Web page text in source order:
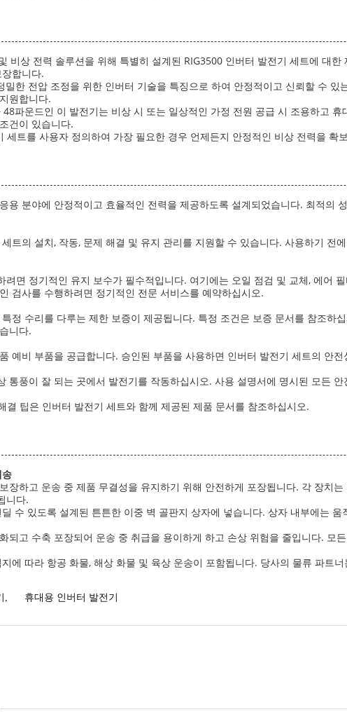
비상 전력 솔루션을 위해 특별히 설계된 RIG3500 인버터 발전기 세트에 대
합니다.
밀한 전압 조정을 위한 인버터 기술을 특징으로 하여 안정적이고 신뢰할 수
원합니다.
파운드인 이 발전기는 비상 시 또는 일상적인 가정 전원 공급 시 조용하고
건이 있습니다.
세트를 사용자 정의하여 가장 필요한 경우 언제든지 안정적인 비상 전력을 확
용 분야에 안정적이고 효율적인 전력을 제공하도록 설계되었습니다. 최적의
트의 설치, 작동, 문제 해결 및 유지 관리를 지원할 수 있습니다. 사용하기 전
려면 정기적인 유지 보수가 필수적입니다. 여기에는 오일 점검 및 교체, 에어
검사를 수행하려면 정기적인 전문 서비스를 예약하십시오.
정 수리를 다루는 제한 보증이 제공됩니다. 특정 조건은 보증 문서를 참조하
니다.
예비 부품을 공급합니다. 승인된 부품을 사용하면 인버터 발전기 세트의 안
통풍이 잘 되는 곳에서 발전기를 작동하십시오. 사용 설명서에 명시된 모든
결 팁은 인버터 발전기 세트와 함께 제공된 제품 문서를 참조하십시오.
장하고 운송 중 제품 무결성을 유지하기 위해 안전하게 포장됩니다. 각 장치
니다.
수 있도록 설계된 튼튼한 이중 벽 골판지 상자에 넣습니다. 상자 내부에는
되고 수축 포장되어 운송 중 취급을 용이하게 하고 손상 위험을 줄입니다. 모
에 따라 항공 화물, 해상 화물 및 육상 운송이 포함됩니다. 당사의 물류 파트
, 휴대용 인버터 발전기